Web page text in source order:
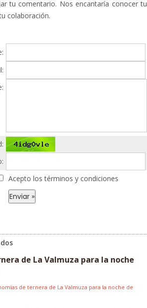
tu comentario. Nos encantaría conocer tu
colaboración.
Acepto los términos y condiciones
de La Valmuza para la noche
de ternera de La Valmuza para la noche de